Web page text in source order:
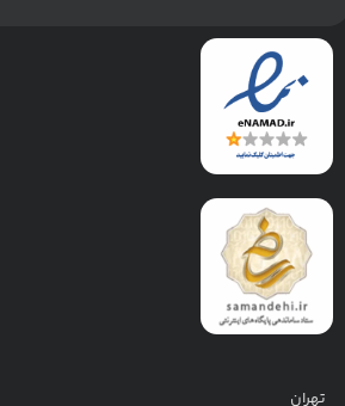
تهران